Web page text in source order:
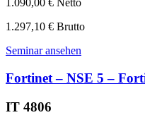
1.090,00 € Netto
1.297,10 € Brutto
Seminar ansehen
Fortinet – NSE 5 –
IT 4806